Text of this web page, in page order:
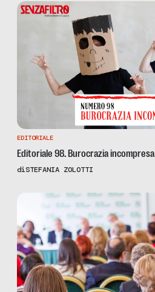
EDITORIALE
Editoriale 98. Burocrazia incompresa
diSTEFANIA ZOLOTTI